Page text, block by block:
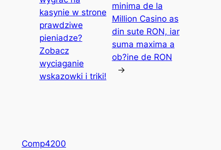
kasynie w strone
prawdziwe
pieniadze?
Zobacz
wyciaganie
wskazowki i triki!
minima de la
Million Casino as
din sute RON, iar
suma maxima a
ob?ine de RON
→
Comp4200